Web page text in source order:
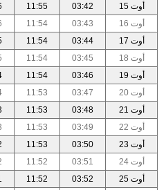
أوت 15
03:42
11:55
أوت 16
03:43
11:54
أوت 17
03:44
11:54
أوت 18
03:45
11:54
أوت 19
03:46
11:54
أوت 20
03:47
11:53
أوت 21
03:48
11:53
أوت 22
03:49
11:53
أوت 23
03:50
11:53
أوت 24
03:51
11:52
أوت 25
03:52
11:52